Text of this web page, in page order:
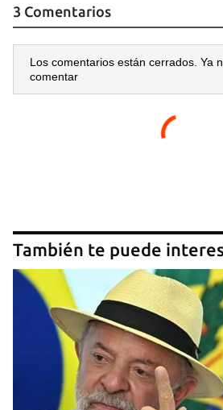
3 Comentarios
Los comentarios están cerrados. Ya
comentar
También te puede